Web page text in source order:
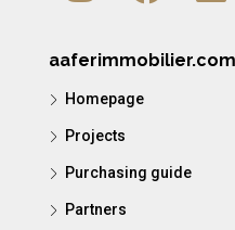
aaferimmobilier.com
Homepage
Projects
Purchasing guide
Partners